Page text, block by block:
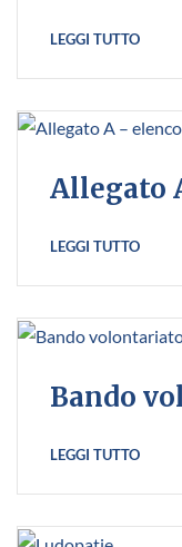
LEGGI TUTTO
Allegato
LEGGI TUTTO
Bando
LEGGI TUTTO